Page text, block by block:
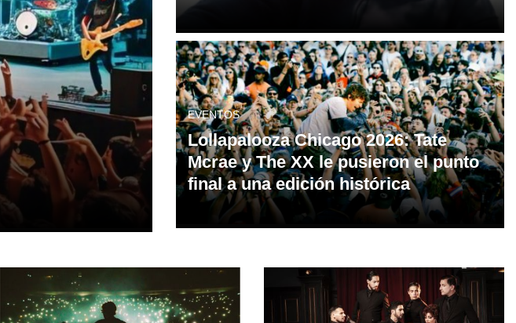
EVENTOS
Lollapalooza Chicago 2026: Tate
Mcrae y The XX le pusieron el punto
final a una edición histórica